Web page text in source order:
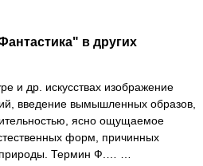
в других
и др. искусствах изображение
введение вымышленных образов,
ясно ощущаемое
форм, причинных
природы. Термин Ф.… …